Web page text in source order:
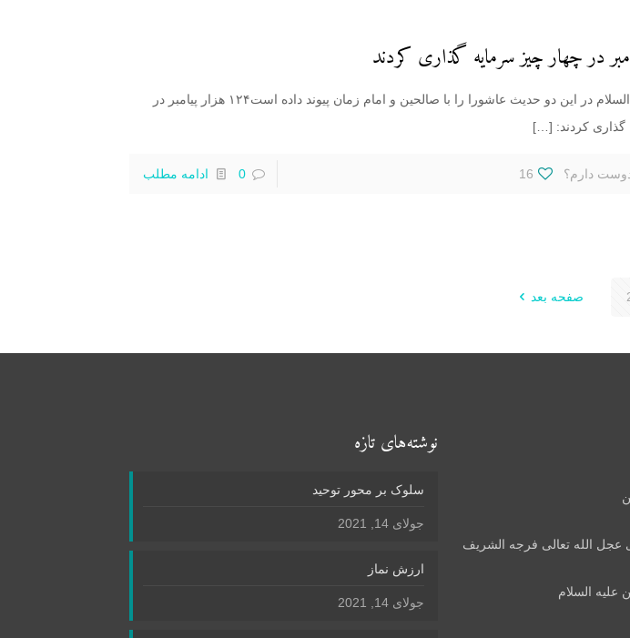
امام حسین علیه السلام در این دو حدیث عاشورا را با صالحین و امام زمان پیوند داده است۱۲۴ هزار پیامبر در
کردند: […]
دارم؟ 16
0 ادامه مطلب
صفحه بعد
عجل الله تعالی فرجه الشریف
علیه السلام
نوشته‌های تازه
سلوک بر محور توحید
جولای 14, 2021
ارزش نماز
جولای 14, 2021